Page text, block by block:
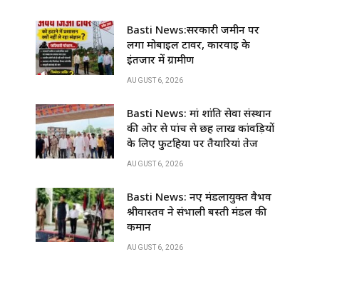
c
e
b
o
k
at
s
A
p
k
e
dI
n
ar
e
Basti News:सरकारी जमीन पर
लगा मोबाइल टावर, कार्रवाई के
इंतजार में ग्रामीण
AUGUST 6, 2026
Basti News: मां शांति सेवा संस्थान
की ओर से पांच से छह लाख कांवड़ियों
के लिए फुटहिया पर तैयारियां तेज
AUGUST 6, 2026
Basti News: नए मंडलायुक्त वैभव
श्रीवास्तव ने संभाली बस्ती मंडल की
कमान
AUGUST 6, 2026